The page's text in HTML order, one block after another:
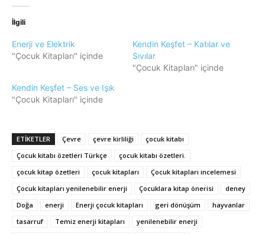
İlgili
Enerji ve Elektrik
"Çocuk Kitapları" içinde
Kendin Keşfet – Katılar ve
Sıvılar
"Çocuk Kitapları" içinde
Kendin Keşfet – Ses ve Işık
"Çocuk Kitapları" içinde
ETIKETLER Çevre çevre kirliliği
çocuk kitabı
Çocuk kitabı özetleri Türkçe
çocuk kitabı özetleri.
çocuk kitap özetleri
çocuk kitapları
Çocuk kitapları incelemesi
Çocuk kitapları yenilenebilir enerji
Çocuklara kitap önerisi
deney
Doğa
enerji Enerji çocuk kitapları geri dönüşüm
hayvanlar
tasarruf
Temiz enerji kitapları
yenilenebilir enerji